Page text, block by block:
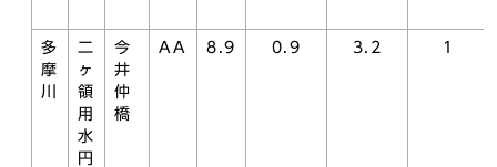
多
摩
川
二
ヶ
領
用
水
円
今
井
仲
橋
AA 8.9 0.9 3.2 1